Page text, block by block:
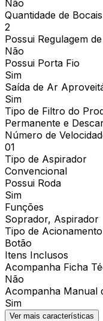
Não
Quantidade de Bocais
2
Possui Regulagem
Não
Possui Porta Fio
Sim
Saída de Ar
Sim
Tipo de Filtro do
Permanente e
Número de
01
Tipo de Aspirador
Convencional
Possui Roda
Sim
Funções
Soprador, Aspirador
Tipo de
Botão
Itens Inclusos
Acompanha Ficha
Não
Acompanha Manual
Sim
Ver mais características